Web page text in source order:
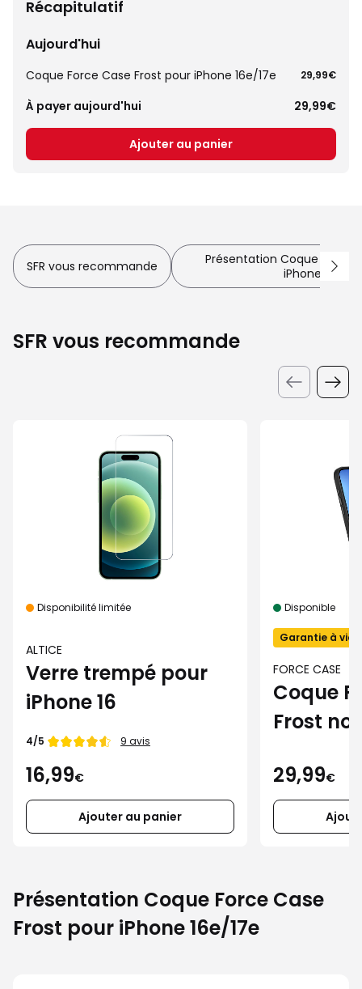
Récapitulatif
Aujourd'hui
Coque Force Case Frost pour iPhone 16e/17e 29,99€
À payer aujourd'hui 29,99€
Ajouter au panier
SFR vous recommande
Présentation Coque Force
iPhone 16e/
SFR vous recommande
Disponibilité limitée
ALTICE
Verre trempé pour
iPhone 16
Note de
4/5 9 avis
16,99€
Ajouter au panier
Disponible
Garantie à vie
FORCE CASE
Coque
Frost
29,99€
Présentation Coque Force Case
Frost pour iPhone 16e/17e